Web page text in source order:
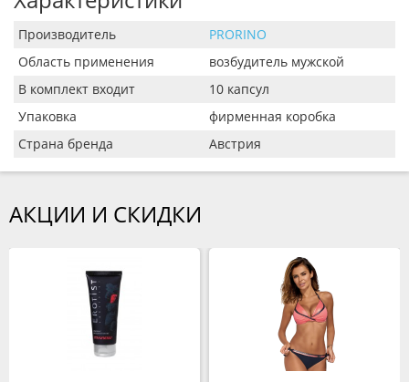
Производитель
PRORINO
Область применения
возбудитель мужской
В комплект входит
10 капсул
Упаковка
фирменная коробка
Страна бренда
Австрия
АКЦИИ И СКИДКИ